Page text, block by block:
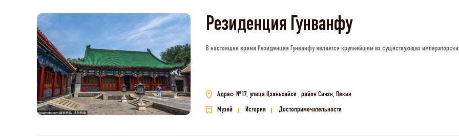
Резиденция Гунванфу
В настоящее время Резиденция Гунванфу является крупнейшим из существующих
Адрес: №17, улица Цзаньхайси , район Сичэн, Пекин
Музей История Достопримечательности